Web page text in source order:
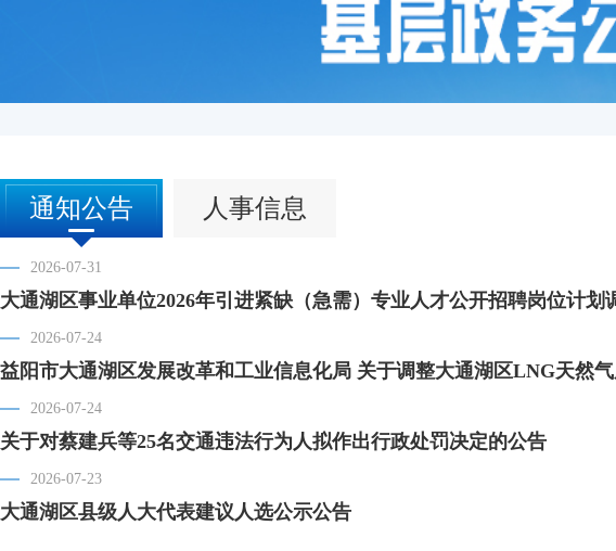
通知公告 人事信息
大通湖区事业单位2026年引进紧缺（急需）专业人才公开招聘岗位计划
2026-07-31
益阳市大通湖区发展改革和工业信息化局 关于调整大通湖区LNG天然
2026-07-24
关于对蔡建兵等25名交通违法行为人拟作出行政处罚决定的公告
2026-07-24
大通湖区县级人大代表建议人选公示公告
2026-07-23